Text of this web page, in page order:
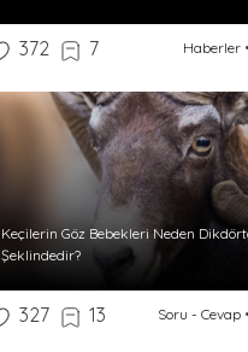
372 7 Haberler•
Keçilerin Göz Bebekleri Neden
Şeklindedir?
327 13 Soru - Cevap•